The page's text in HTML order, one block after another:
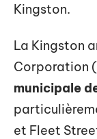
Kingston.
La Kingston
Corporation
municipale
et Fleet